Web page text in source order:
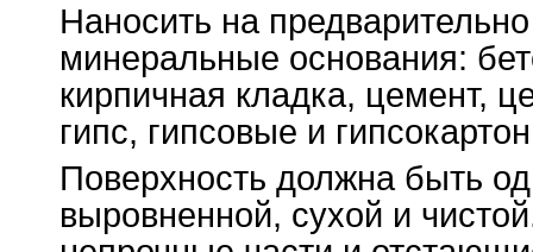
Наносить на
минеральные основания:
кирпичная кладка, цемент,
гипс, гипсовые и
Поверхность должна быть
выровненной, сухой и